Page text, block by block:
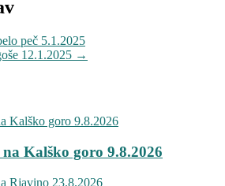
peč 5.1.2025
12.1.2025 →
Kalško goro 9.8.2026